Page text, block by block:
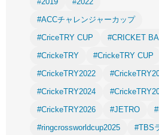
#ACCチャレンジャーカップ
#CriceTRY CUP
#CRICKET
#CrickeTRY
#CrickeTRY CUP
#CrickeTRY2022
#CrickeTRY2024
#CrickeTRY2026
#JETRO
#ringcrossworldcup2025
#TBS